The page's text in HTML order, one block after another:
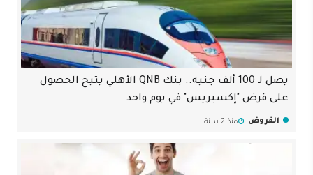
يصل لـ 100 ألف جنيه.. بنك QNB الأهلي يتيح الحصول
على قرض "إكسبريس" في يوم واحد
القروض منذ 2 سنة